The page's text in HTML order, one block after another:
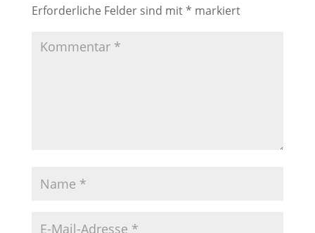
Erforderliche Felder sind mit* markiert